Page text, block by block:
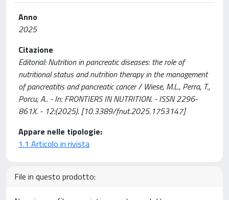
Anno
2025
Citazione
Editorial: Nutrition in pancreatic diseases: the role of
nutritional status and nutrition therapy in the management
of pancreatitis and pancreatic cancer / Wiese, M.L., Perra, T.,
Porcu, A.. - In: FRONTIERS IN NUTRITION. - ISSN 2296-
861X. - 12:(2025). [10.3389/fnut.2025.1753147]
Appare nelle tipologie:
1.1 Articolo in rivista
File in questo prodotto: